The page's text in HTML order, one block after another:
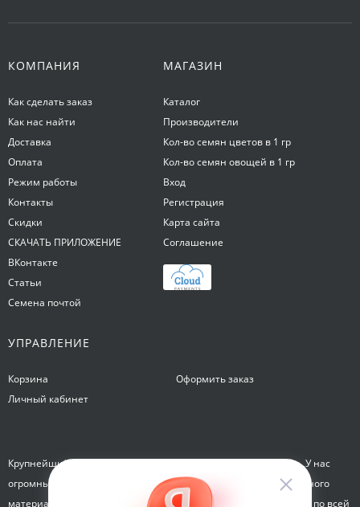
КОМПАНИЯ
Как сделать заказ
Как нас найти
Доставка
Оплата
Режим работы
Контакты
Скидки
СКАЧАТЬ ПРИЛОЖЕНИЕ
ВКонтакте
Статьи
Семена почтой
МАГАЗИН
Каталог
Производители
Кол-во семян цветов в 1 гр
Кол-во семян овощей в 1 гр
Вход
Регистрация
Карта сайта
Соглашение
УПРАВЛЕНИЕ
Корзина
Личный кабинет
Оформить заказ
Крупнейший интернет-магазин семян Семена на Яблочкова. У нас
огромный каталог семян, растений, луковиц цветов и посадочного
материала. Здесь вы можете купить семена почтой и курьером по всей